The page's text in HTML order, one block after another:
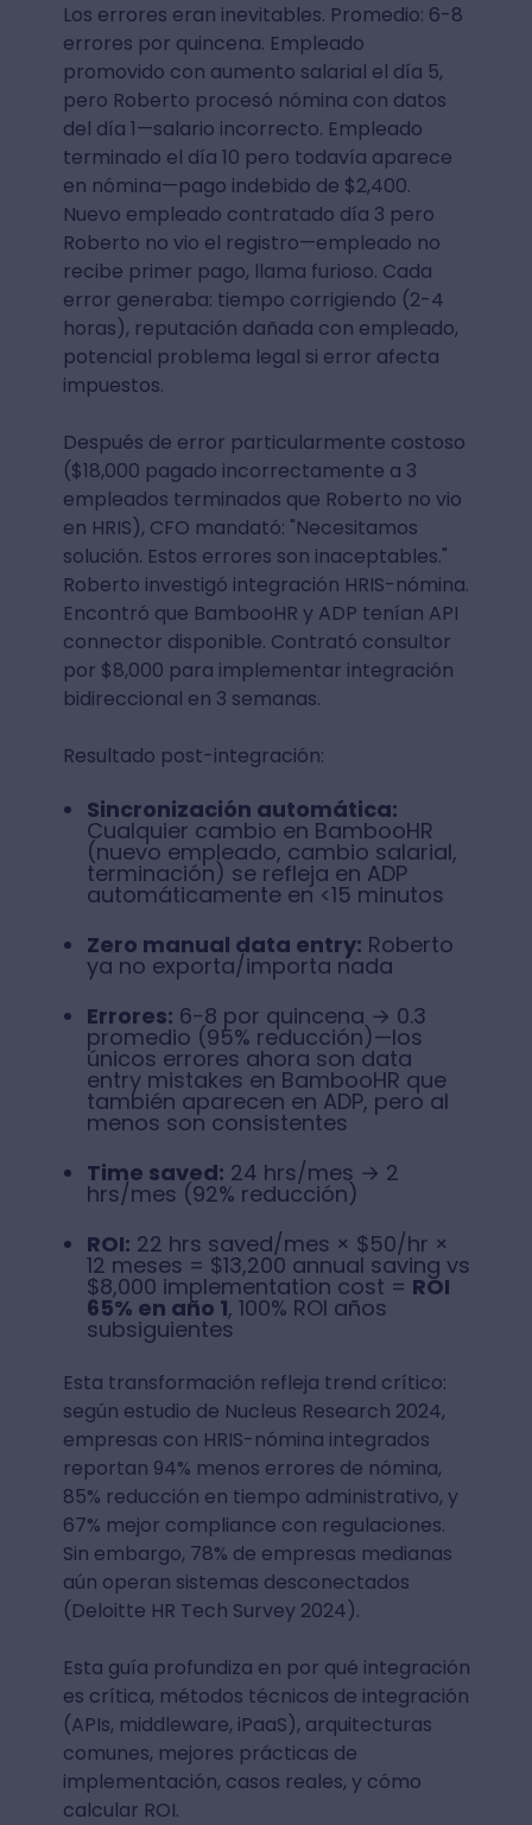
Los errores eran inevitables. Promedio: 6-8
errores por quincena. Empleado
promovido con aumento salarial el día 5,
pero Roberto procesó nómina con datos
del día 1—salario incorrecto. Empleado
terminado el día 10 pero todavía aparece
en nómina—pago indebido de $2,400.
Nuevo empleado contratado día 3 pero
Roberto no vio el registro—empleado no
recibe primer pago, llama furioso. Cada
error generaba: tiempo corrigiendo (2-4
horas), reputación dañada con empleado,
potencial problema legal si error afecta
impuestos.
Después de error particularmente costoso
($18,000 pagado incorrectamente a 3
empleados terminados que Roberto no vio
en HRIS), CFO mandató: "Necesitamos
solución. Estos errores son inaceptables."
Roberto investigó integración HRIS-nómina.
Encontró que BambooHR y ADP tenían API
connector disponible. Contrató consultor
por $8,000 para implementar integración
bidireccional en 3 semanas.
Resultado post-integración:
Sincronización automática:
Cualquier cambio en BambooHR
(nuevo empleado, cambio salarial,
terminación) se refleja en ADP
automáticamente en <15 minutos
Zero manual data entry: Roberto
ya no exporta/importa nada
Errores: 6-8 por quincena → 0.3
promedio (95% reducción)—los
únicos errores ahora son data
entry mistakes en BambooHR que
también aparecen en ADP, pero al
menos son consistentes
Time saved: 24 hrs/mes → 2
hrs/mes (92% reducción)
ROI: 22 hrs saved/mes × $50/hr ×
12 meses = $13,200 annual saving vs
$8,000 implementation cost = ROI
65% en año 1, 100% ROI años
subsiguientes
Esta transformación refleja trend crítico:
según estudio de Nucleus Research 2024,
empresas con HRIS-nómina integrados
reportan 94% menos errores de nómina,
85% reducción en tiempo administrativo, y
67% mejor compliance con regulaciones.
Sin embargo, 78% de empresas medianas
aún operan sistemas desconectados
(Deloitte HR Tech Survey 2024).
Esta guía profundiza en por qué integración
es crítica, métodos técnicos de integración
(APIs, middleware, iPaaS), arquitecturas
comunes, mejores prácticas de
implementación, casos reales, y cómo
calcular ROI.